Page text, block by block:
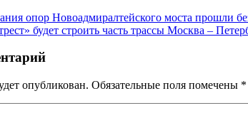
опор Новоадмиралтейского моста прошли
будет строить часть трассы Москва –
опубликован. Обязательные поля помечены *